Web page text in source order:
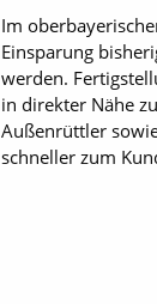
Im
Einsparung
werden.
in direkter Nähe
Außenrüttler
schneller zum